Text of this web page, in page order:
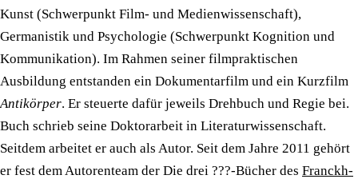
Kunst (Schwerpunkt Film- und Medienwissenschaft),
Germanistik und Psychologie (Schwerpunkt Kognition und
Kommunikation). Im Rahmen seiner filmpraktischen
Ausbildung entstanden ein Dokumentarfilm und ein Kurzfilm
Antikörper. Er steuerte dafür jeweils Drehbuch und Regie bei.
Buch schrieb seine Doktorarbeit in Literaturwissenschaft.
Seitdem arbeitet er auch als Autor. Seit dem Jahre 2011 gehört
er fest dem Autorenteam der Die drei ???-Bücher des Franckh-